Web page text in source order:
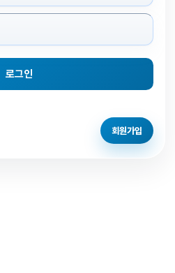
로그인
회원가입